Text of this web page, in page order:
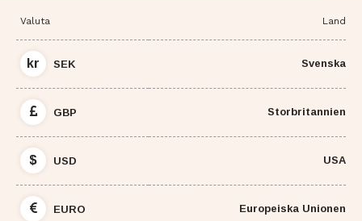
Valuta Land
kr SEK Svenska
GBP Storbritannien
$ USD USA
EURO Europeiska Unionen